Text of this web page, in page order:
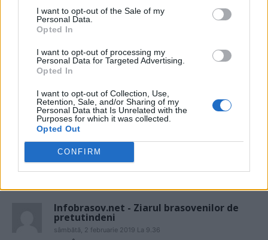
I want to opt-out of the Sale of my
Personal Data.
Opted In
I want to opt-out of processing my
Personal Data for Targeted Advertising.
Opted In
I want to opt-out of Collection, Use,
Retention, Sale, and/or Sharing of my
Personal Data that Is Unrelated with the
Purposes for which it was collected.
Opted Out
CONFIRM
cum dracnea are prea multe guri de cumparat, au
pierdut pleasca…iar acum latra contra stapanului
Răspundeți
Destabilizarea României, un scop evident!
| Lupul Dacic
joi, 31 ianuarie 2019 La 10.43
[…] Iar modul de propagare a acestor declarații este dovedit
de comentariul – concluzie a lui Ciocăzanu, publicate de
platforma on line, ”Ziariștii”: […]
Răspundeți
Infobrasov.net - Ziarul brasovenilor de
pretutindeni
sâmbătă, 2 februarie 2019 La 9.36